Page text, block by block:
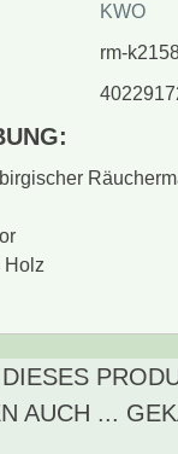
KWO
rm-
Holz
AUCH ...